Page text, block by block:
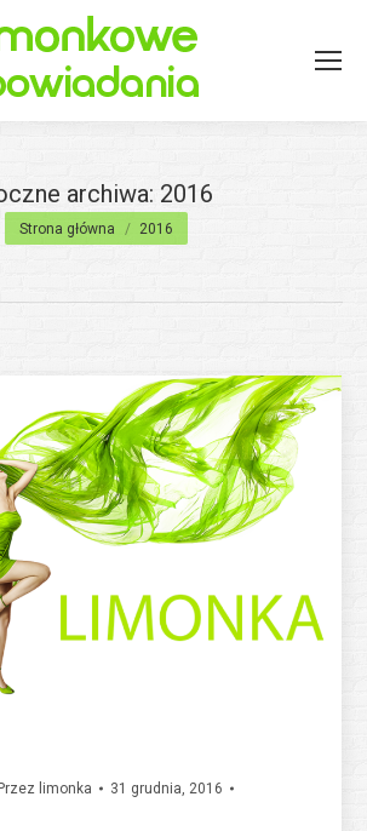
archiwa: 2016
Jesteś tutaj:
Strona główna 2016
limonka
31 grudnia, 2016